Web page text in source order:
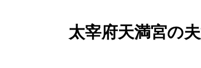
太宰府天満宮の